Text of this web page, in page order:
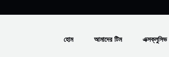
হোম আমাদের টিম এক্সক্লুসিভ